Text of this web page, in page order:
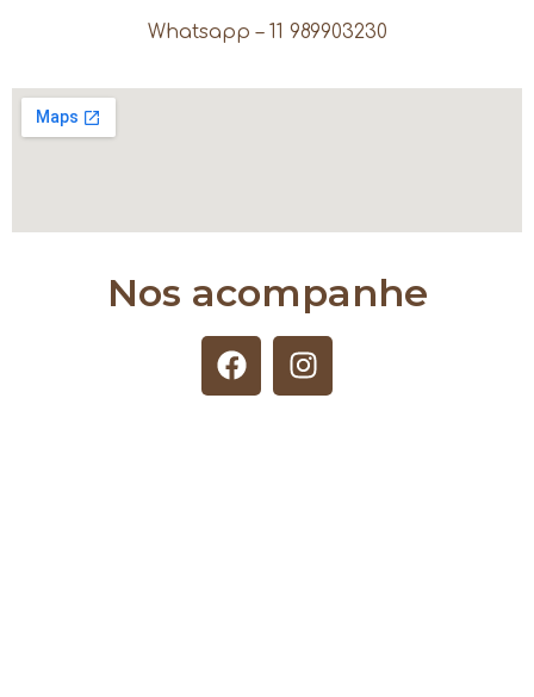
Whatsapp – 11 989903230
Nos acompanhe